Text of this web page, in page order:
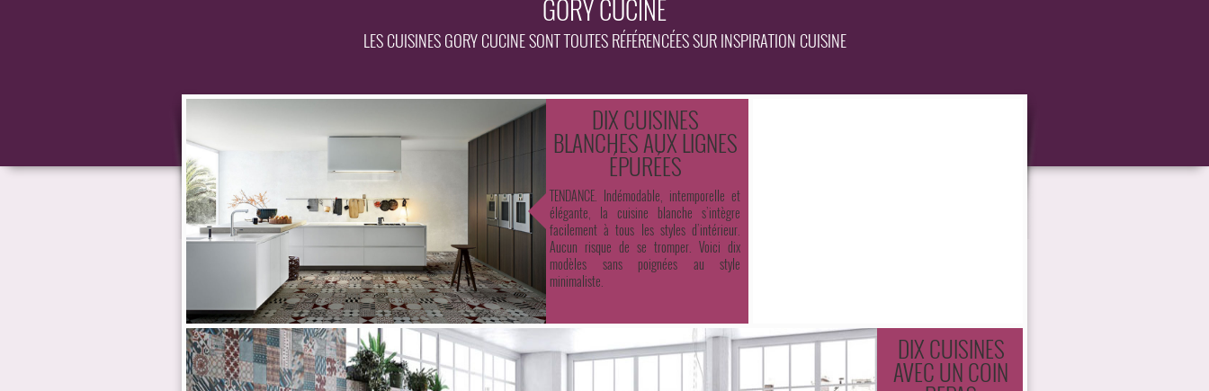
GORY CUCINE
LES CUISINES GORY CUCINE SONT TOUTES RÉFÉRENCÉES SUR INSPIRATION CUISINE
DIX CUISINES
BLANCHES AUX LIGNES
ÉPURÉES
TENDANCE. Indémodable, intemporelle et
élégante, la cuisine blanche s’intègre
facilement à tous les styles d’intérieur.
Aucun risque de se tromper. Voici dix
modèles sans poignées au style
minimaliste.
DIX CUISINES
AVEC UN COIN